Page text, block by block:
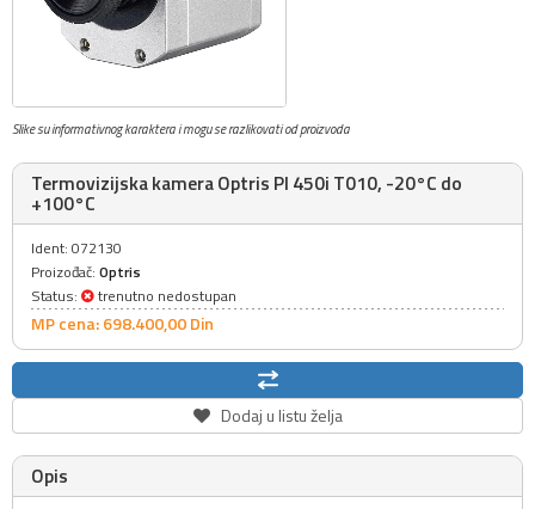
Slike su informativnog karaktera i mogu se razlikovati od proizvoda
Termovizijska kamera Optris PI 450i T010, -20°C do
+100°C
Ident: 072130
Proizođač: Optris
Status:
trenutno nedostupan
MP cena: 698.400,00Din
Dodaj u listu želja
Opis